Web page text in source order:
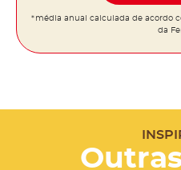
*média anual calculada de acordo
da